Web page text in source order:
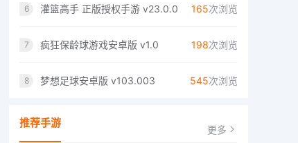
6 灌篮高手 正版授权手游 v23.0.0 165次浏览
7 疯狂保龄球游戏安卓版 v1.0 198次浏览
8 梦想足球安卓版 v103.003 545次浏览
推荐手游 更多